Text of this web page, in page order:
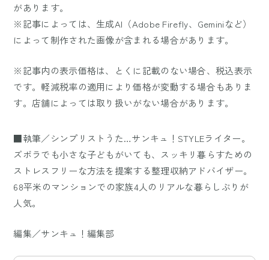
があります。
※記事によっては、生成AI（Adobe Firefly、Geminiなど）
によって制作された画像が含まれる場合があります。
※記事内の表示価格は、とくに記載のない場合、税込表示
です。軽減税率の適用により価格が変動する場合もありま
す。店舗によっては取り扱いがない場合があります。
■執筆／シンプリストうた…サンキュ！STYLEライター。
ズボラでも小さな子どもがいても、スッキリ暮らすための
ストレスフリーな方法を提案する整理収納アドバイザー。
68平米のマンションでの家族4人のリアルな暮らしぶりが
人気。
編集／サンキュ！編集部